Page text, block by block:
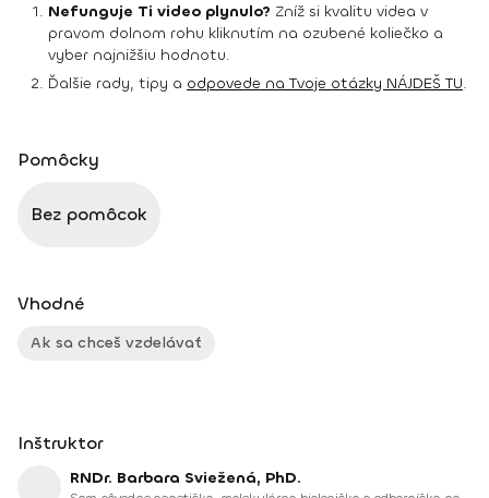
Nefunguje Ti video plynulo? Zníž si kvalitu videa v
pravom dolnom rohu kliknutím na ozubené koliečko a
vyber najnižšiu hodnotu.
Ďalšie rady, tipy a odpovede na Tvoje otázky NÁJDEŠ TU.
Pomôcky
Bez pomôcok
Vhodné
Ak sa chceš vzdelávať
Inštruktor
RNDr. Barbara Sviežená, PhD.